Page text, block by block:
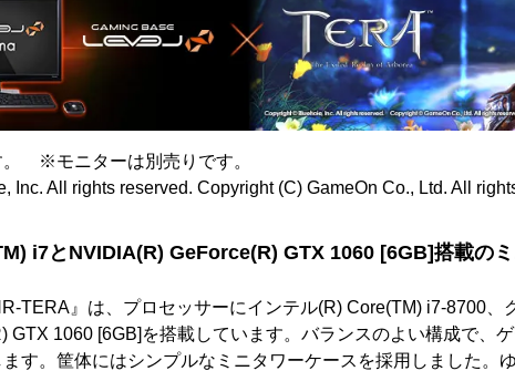
※モニターは別売りです。
Inc. All rights reserved. Copyright (C) GameOn Co., Ltd. All
i7とNVIDIA(R) GeForce(R) GTX 1060 [6GB]搭載の
TERA』は、プロセッサーにインテル(R) Core(TM) i7-8700、
GTX 1060 [6GB]を搭載しています。バランスのよい構成で、
す。筐体にはシンプルなミニタワーケースを採用しました。